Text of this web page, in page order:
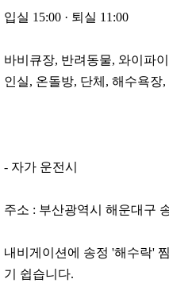
입실 15:00 · 퇴실 11:00
바비큐장, 반려동물, 와이파
인실, 온돌방, 단체, 해수욕장,
- 자가 운전시
주소 : 부산광역시 해운대구
내비게이션에 송정 '해수락'
기 쉽습니다.